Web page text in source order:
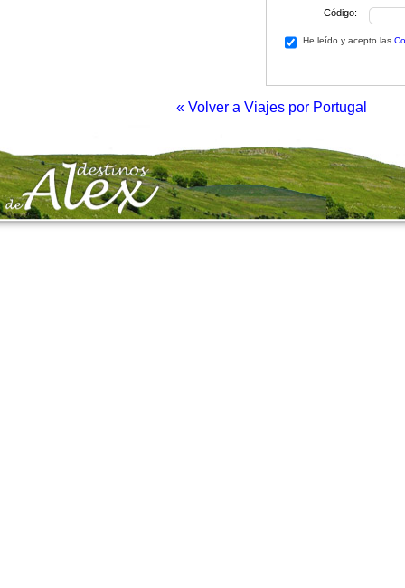
Código:
He leído y acepto las
« Volver a Viajes por Portugal